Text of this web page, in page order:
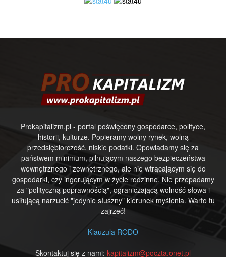
Prokapitalizm.pl - portal poświęcony gospodarce, polityce,
historii, kulturze. Popieramy wolny rynek, wolną
przedsiębiorczość, niskie podatki. Opowiadamy się za
państwem minimum, pilnującym naszego bezpieczeństwa
wewnętrznego i zewnętrznego, ale nie wtrącającym się do
gospodarki, czy ingerującym w życie rodzinne. Nie przepadamy
za "polityczną poprawnością", ograniczającą wolność słowa i
usiłującą narzucić "jedynie słuszny" kierunek myślenia. Warto tu
zajrzeć!
Klauzula RODO
Skontaktuj się z nami: kapitalizm@poczta.onet.pl